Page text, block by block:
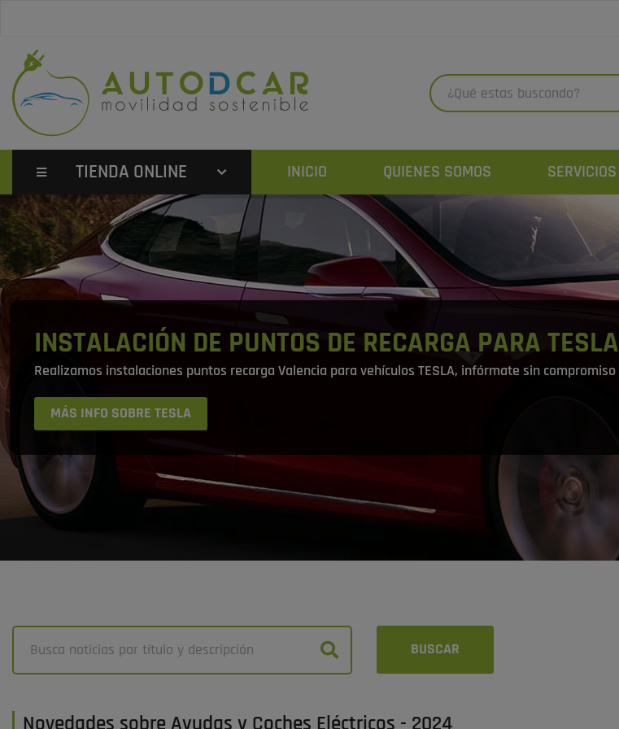
TIENDA ONLINE INICIO QUIENES SOMOS SERVICIOS
INSTALACIÓN DE PUNTOS DE RECARGA PARA TESLA
Realizamos instalaciones puntos recarga Valencia para vehículos TESLA, infórmate sin compromiso
MÁS INFO SOBRE TESLA
Novedades sobre Ayudas y Coches Eléctricos - 2024